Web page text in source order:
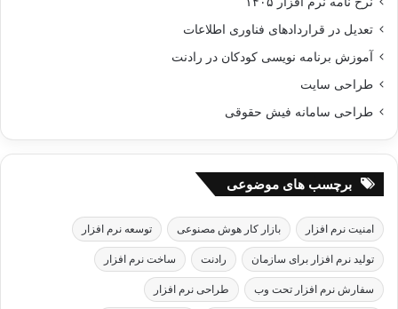
تعدیل در قراردادهای فناوری اطلاعات
آموزش برنامه نویسی کودکان در رادنت
طراحی سایت
طراحی سامانه فیش حقوقی
برچسب های موضوعی
امنیت نرم افزار بازار کار هوش مصنوعی توسعه نرم افزار
تولید نرم افزار برای سازمان رادنت ساخت نرم افزار
سفارش نرم افزار تحت وب طراحی نرم افزار